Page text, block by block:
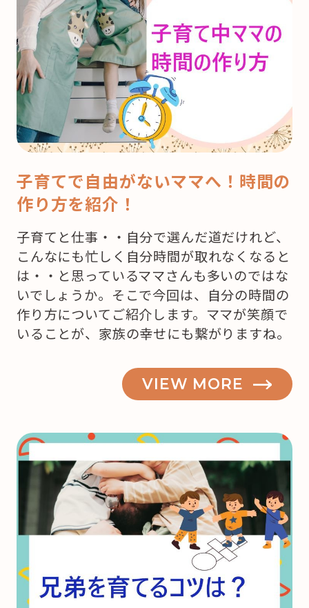
子育てで自由がないママへ！時間の
作り方を紹介！
子育てと仕事・・自分で選んだ道だけれど、
こんなにも忙しく自分時間が取れなくなると
は・・と思っているママさんも多いのではな
いでしょうか。そこで今回は、自分の時間の
作り方についてご紹介します。ママが笑顔で
いることが、家族の幸せにも繋がりますね。
VIEW MORE